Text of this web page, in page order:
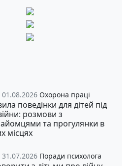
01.08.2026 Охорона праці
поведінки для дітей під
розмови з
та прогулянки в
місцях
31.07.2026 Поради психолога